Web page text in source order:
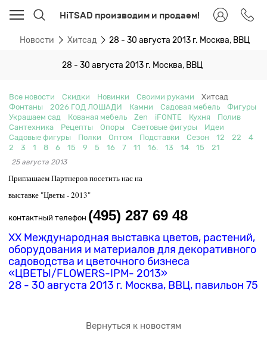
HiTSAD производим и продаем!
Новости Хитсад 28 - 30 августа 2013 г. Москва, ВВЦ
28 - 30 августа 2013 г. Москва, ВВЦ
Все новости Скидки Новинки Своими руками
Хитсад
Фонтаны
2026 ГОД ЛОШАДИ Камни Садовая мебель
Фигуры
Украшаем сад
Кованая мебель Zen iFONTE Кухня
Полив
Сантехника
Рецепты Опоры Световые фигуры
Идеи
Садовые фигуры
Полки Оптом Подставки Сезон 12 22
4
2
3 1 8 6 15 9 5 16 7 11 16. 13 14 15 21
25 августа 2013
Приглашаем Партнеров посетить нас на
выставке "Цветы - 2013"
контактный телефон (495) 287 69 48
XX Международная выставка цветов, растений,
оборудования и материалов для декоративного
садоводства и цветочного бизнеса
«ЦВЕТЫ/FLOWERS-IPM- 2013»
28 - 30 августа 2013 г. Москва, ВВЦ, павильон 75
Вернуться к новостям